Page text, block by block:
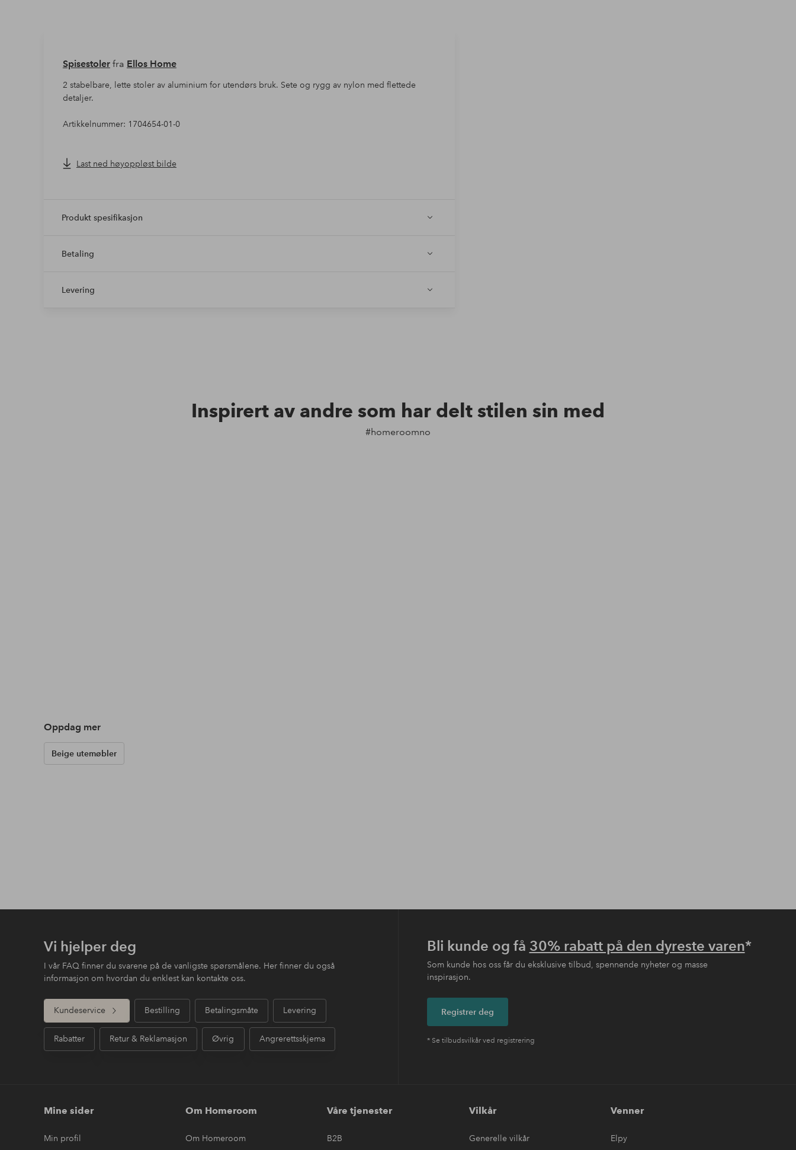
Spisestolerfra Ellos Home
2 stabelbare, lette stoler av aluminium for utendørs bruk. Sete og rygg av nylon med flettede
detaljer.
Artikkelnummer: 1704654-01-0
Last ned høyoppløst bilde
Produkt spesifikasjon
Betaling
Levering
Inspirert av andre som har delt stilen sin med
#homeroomno
Oppdag mer
Beige utemøbler
Vi hjelper deg
I vår FAQ finner du svarene på de vanligste spørsmålene. Her finner du også
informasjon om hvordan du enklest kan kontakte oss.
Kundeservice Bestilling Betalingsmåte Levering
Rabatter Retur & Reklamasjon Øvrig Angrerettsskjema
Bli kunde og få 30% rabatt på den dyreste varen*
Som kunde hos oss får du eksklusive tilbud, spennende nyheter og masse
inspirasjon.
Registrer deg
* Se tilbudsvilkår ved registrering
Mine sider
Min profil
Om Homeroom
Om Homeroom
Våre tjenester
B2B
Vilkår
Generelle vilkår
Venner
Elpy